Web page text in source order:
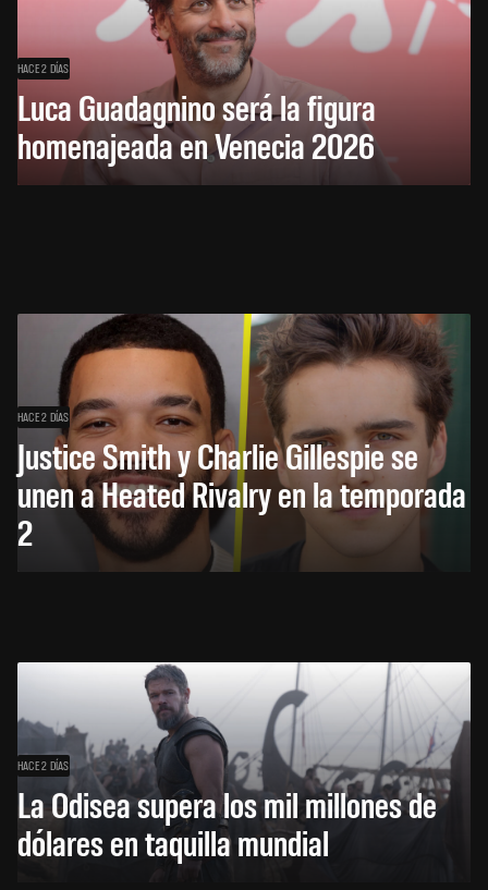
HACE 2 DÍAS
Luca Guadagnino será la figura
homenajeada en Venecia 2026
HACE 2 DÍAS
Justice Smith y Charlie Gillespie se
unen a Heated Rivalry en la temporada
2
HACE 2 DÍAS
La Odisea supera los mil millones de
dólares en taquilla mundial